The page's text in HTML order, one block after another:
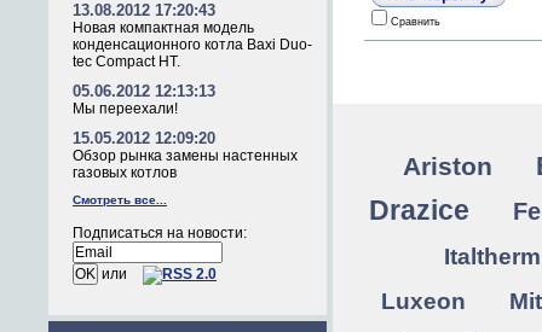
13.08.2012 17:20:43
Новая компактная модель
конденсационного котла Baxi Duo-
tec Compact HT.
05.06.2012 12:13:13
Мы переехали!
15.05.2012 12:09:20
Обзор рынка замены настенных
газовых котлов
Смотреть все...
Подписаться на новости:
или
Сравнить
Ariston
Drazice
Italtherm
Luxeon